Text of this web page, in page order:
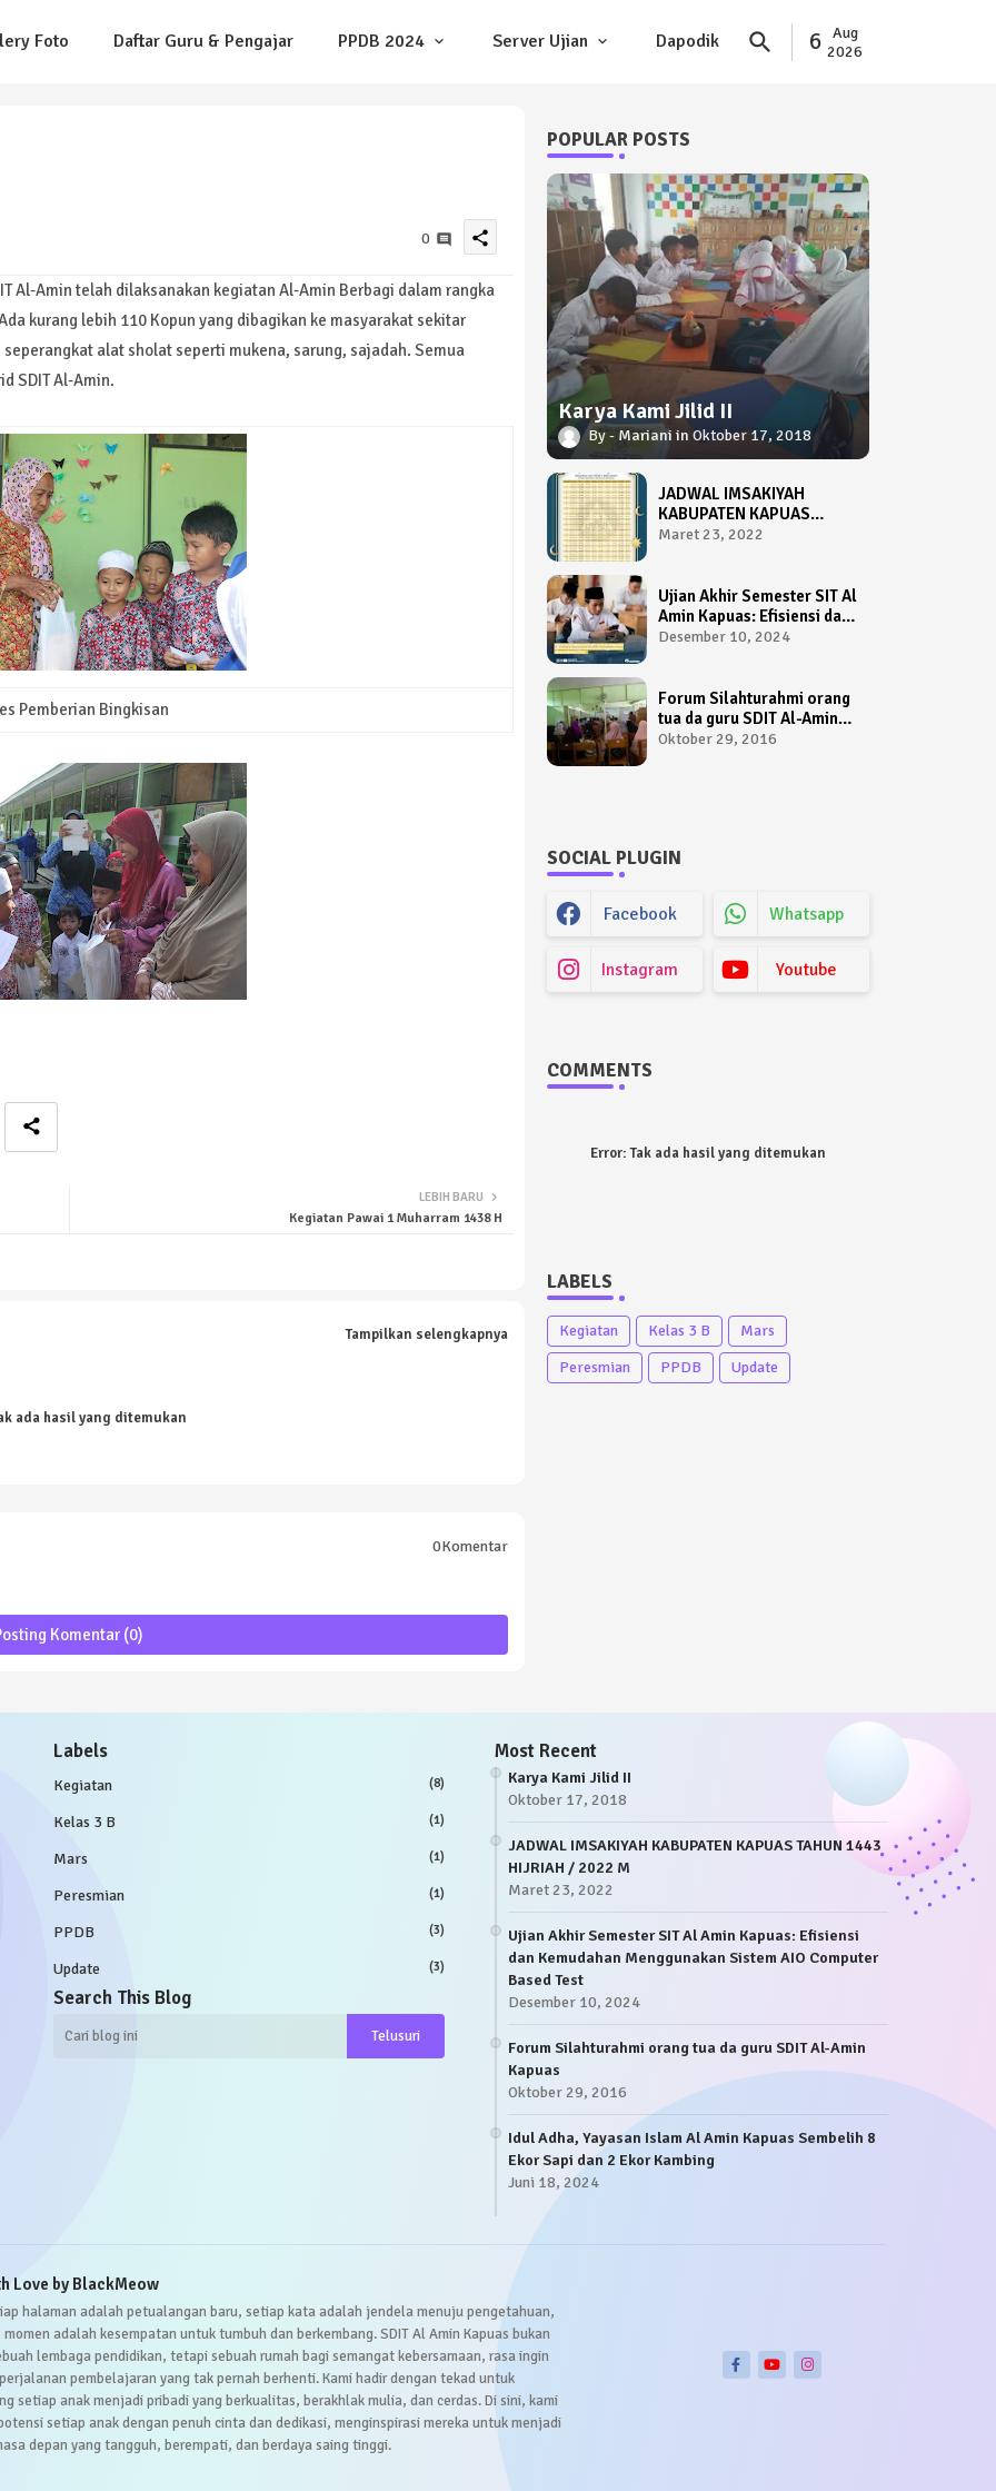
Foto Daftar Guru & Pengajar PPDB 2024 Server Ujian Dapodik 6 Aug
2026
0 share
Al-Amin telah dilaksanakan kegiatan Al-Amin Berbagi dalam rangka
kurang lebih 110 Kopun yang dibagikan ke masyarakat sekitar
alat sholat seperti mukena, sarung, sajadah. Semua
SDIT Al-Amin.
Pemberian Bingkisan
LEBIH BARU
Kegiatan Pawai 1 Muharram 1438 H
Tampilkan selengkapnya
ada hasil yang ditemukan
0Komentar
Komentar (0)
POPULAR POSTS
Karya Kami Jilid II
Mariani Oktober 17, 2018
JADWAL IMSAKIYAH
KABUPATEN KAPUAS
TAHUN 1443 HIJRIAH /
Maret 23, 2022
Ujian Akhir Semester SIT Al
Amin Kapuas: Efisiensi dan
Kemudahan Menggunakan
Desember 10, 2024
Forum Silahturahmi orang
tua da guru SDIT Al-Amin
Kapuas
Oktober 29, 2016
SOCIAL PLUGIN
Facebook Whatsapp
Instagram Youtube
COMMENTS
Error:Tak ada hasil yang ditemukan
LABELS
Kegiatan Kelas 3 B
Mars
Peresmian
PPDB Update
Labels
Kegiatan (8)
Kelas 3 B (1)
Mars (1)
Peresmian (1)
PPDB (3)
Update (3)
Search This Blog
Most Recent
Karya Kami Jilid II
Oktober 17, 2018
JADWAL IMSAKIYAH KABUPATEN KAPUAS TAHUN 1443
HIJRIAH / 2022 M
Maret 23, 2022
Ujian Akhir Semester SIT Al Amin Kapuas: Efisiensi
dan Kemudahan Menggunakan Sistem AIO Computer
Based Test
Desember 10, 2024
Forum Silahturahmi orang tua da guru SDIT Al-Amin
Kapuas
Oktober 29, 2016
Idul Adha, Yayasan Islam Al Amin Kapuas Sembelih 8
Ekor Sapi dan 2 Ekor Kambing
Juni 18, 2024
Love by BlackMeow
halaman adalah petualangan baru, setiap kata adalah jendela menuju pengetahuan,
adalah kesempatan untuk tumbuh dan berkembang. SDIT Al Amin Kapuas bukan
lembaga pendidikan, tetapi sebuah rumah bagi semangat kebersamaan, rasa ingin
pembelajaran yang tak pernah berhenti. Kami hadir dengan tekad untuk
setiap anak menjadi pribadi yang berkualitas, berakhlak mulia, dan cerdas. Di sini, kami
setiap anak dengan penuh cinta dan dedikasi, menginspirasi mereka untuk menjadi
depan yang tangguh, berempati, dan berdaya saing tinggi.